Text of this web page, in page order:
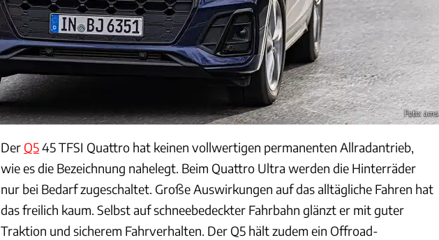
Foto: ams
Der Q545 TFSI Quattro hat keinen vollwertigen permanenten Allradantrieb,
wie es die Bezeichnung nahelegt. Beim Quattro Ultra werden die Hinterräder
nur bei Bedarf zugeschaltet. Große Auswirkungen auf das alltägliche Fahren hat
das freilich kaum. Selbst auf schneebedeckter Fahrbahn glänzt er mit guter
Traktion und sicherem Fahrverhalten. Der Q5 hält zudem ein Offroad-